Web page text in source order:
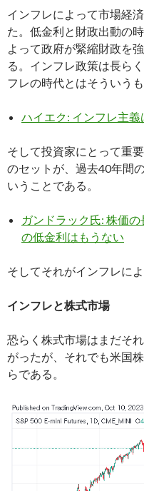
インフレによって市場経
た。低金利と財政出動の
よって政府が緊縮財政を
る。インフレ政策は長ら
フレの時代とはそういうも
ハイエク: インフレ主
そして投資家にとって重
のセットが、過去40年間
いうことである。
ガンドラック氏: 株価
の低金利はもうない
そしてそれがインフレに
インフレと株式市場
恐らく株式市場はまだそ
がったが、それでも米国
らである。